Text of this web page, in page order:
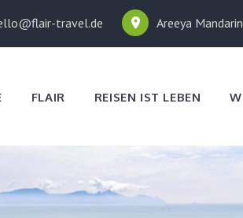
travel.de Areeya
FLAIR REISEN IST LEBEN